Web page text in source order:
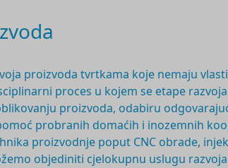
proizvoda tvrtkama koje nemaju
proces u kojem se etape
proizvoda, odabiru
probranih domaćih i inozemnih
proizvodnje poput CNC obrade,
objediniti cjelokupnu uslugu razvoja